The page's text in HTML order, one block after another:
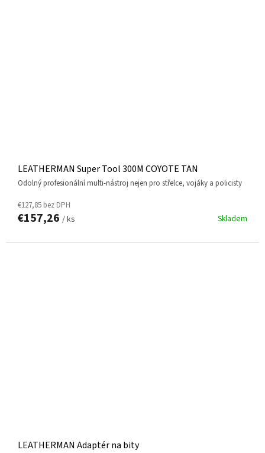
LEATHERMAN Super Tool 300M COYOTE TAN
odolný profesionální multi-nástroj nejen pro střelce, vojáky a policisty
Skladem
€127,85 bez DPH
€157,26 / ks
LEATHERMAN Adaptér na bity